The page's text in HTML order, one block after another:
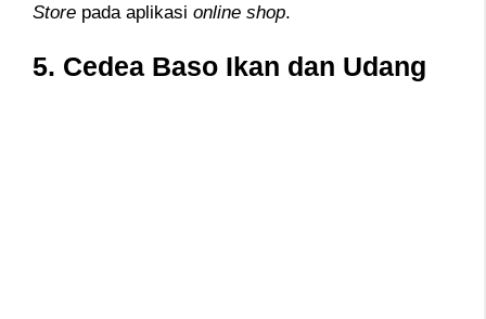
Store pada aplikasi online shop.
5. Cedea Baso Ikan dan Udang